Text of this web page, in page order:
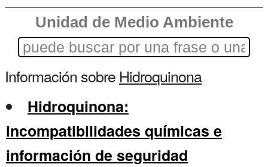
Unidad de Medio Ambiente
Información sobre Hidroquinona
Hidroquinona:
incompatibilidades químicas e
información de seguridad